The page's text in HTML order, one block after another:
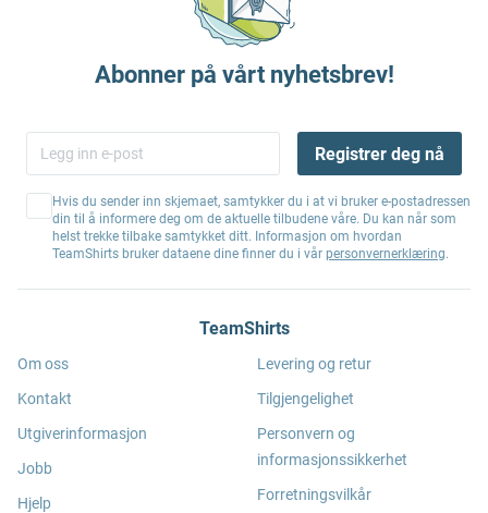
Abonner på vårt nyhetsbrev!
Registrer deg nå
Hvis du sender inn skjemaet, samtykker du i at vi bruker e-postadressen
din til å informere deg om de aktuelle tilbudene våre. Du kan når som
helst trekke tilbake samtykket ditt. Informasjon om hvordan
TeamShirts bruker dataene dine finner du i vår personvernerklæring.
TeamShirts
Om oss
Kontakt
Utgiverinformasjon
Jobb
Hjelp
Levering og retur
Tilgjengelighet
Personvern og
informasjonssikkerhet
Forretningsvilkår